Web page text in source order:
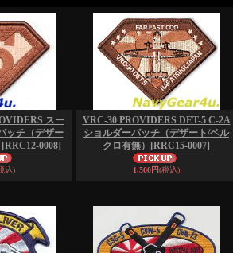
スー
ッチ（デザー
[RRC12-0008]
込)
VRC-30 PROVIDERS DET-5 C-2A
ショルダーパッチ（デザート/ベル
クロ有無）
[RRC15-0007]
1,500円(税込)